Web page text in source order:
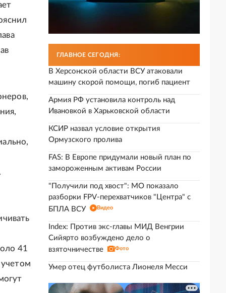
41
ГЛАВНОЕ СЕГОДНЯ:
В Херсонской области ВСУ атаковали
машину скорой помощи, погиб пациент
Армия РФ установила контроль над
Ивановкой в Харьковской области
КСИР назвал условие открытия
Ормузского пролива
FAS: В Европе придумали новый план по
замороженным активам России
"Получили под хвост": МО показало
разборки FPV-перехватчиков "Центра" с
БПЛА ВСУ
Видео
Index: Против экс-главы МИД Венгрии
Сийярто возбуждено дело о
взяточничестве
Фото
Умер отец футболиста Лионеля Месси